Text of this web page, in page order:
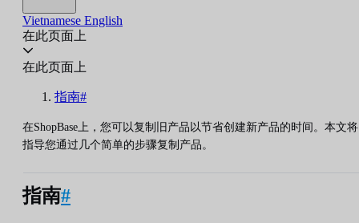
Vietnamese English
在此页面上
在此页面上
指南#
在ShopBase上，您可以复制旧产品以节省创建新产品的时间。本文将
指导您通过几个简单的步骤复制产品。
指南#